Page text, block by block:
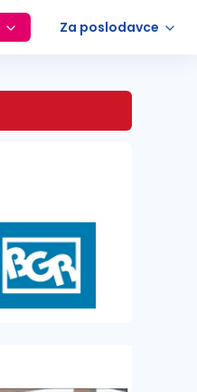
Za poslodavce